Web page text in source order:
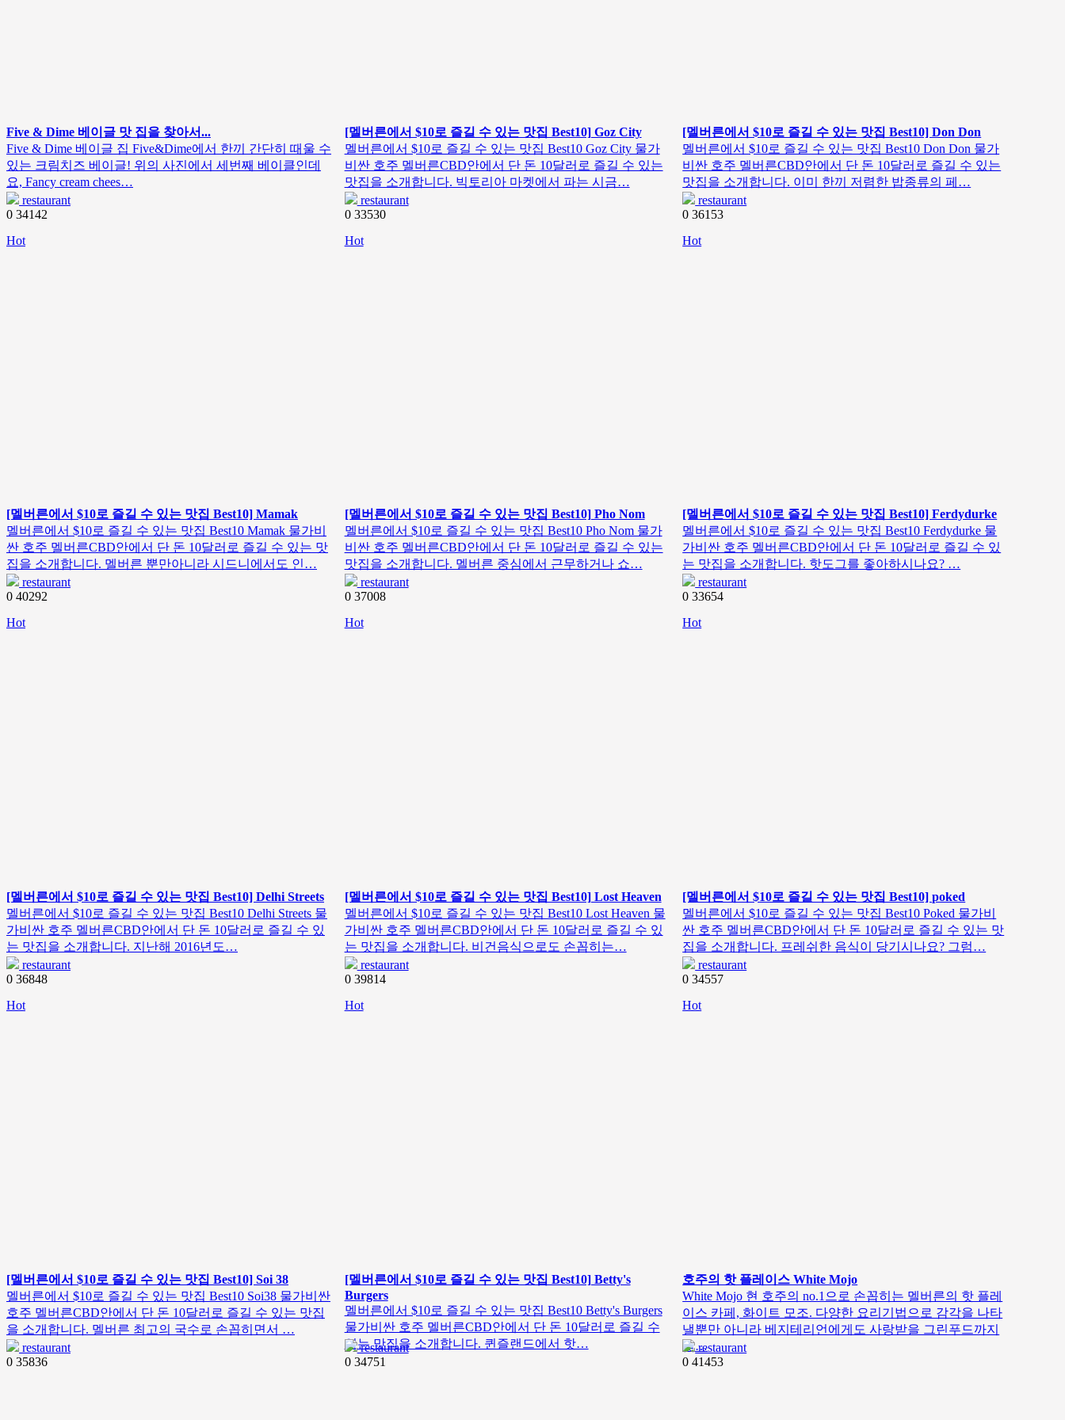
Five & Dime 베이글 맛 집을 찾아서...
Five & Dime 베이글 집 Five&Dime에서 한끼 간단히 때울 수
있는 크림치즈 베이글! 위의 사진에서 세번째 베이클인데
요, Fancy cream chees…
restaurant
0 34142
[멜버른에서 $10로 즐길 수 있는 맛집 Best10] Goz City
멜버른에서 $10로 즐길 수 있는 맛집 Best10 Goz City 물가
비싼 호주 멜버른CBD안에서 단 돈 10달러로 즐길 수 있는
맛집을 소개합니다. 빅토리아 마켓에서 파는 시금…
restaurant
0 33530
[멜버른에서 $10로 즐길 수 있는 맛집 Best10] Don Don
멜버른에서 $10로 즐길 수 있는 맛집 Best10 Don Don 물가
비싼 호주 멜버른CBD안에서 단 돈 10달러로 즐길 수 있는
맛집을 소개합니다. 이미 한끼 저렴한 밥종류의 페…
restaurant
036153
Hot
[멜버른에서 $10로 즐길 수 있는 맛집 Best10] Mamak
멜버른에서 $10로 즐길 수 있는 맛집 Best10 Mamak 물가비
싼 호주 멜버른CBD안에서 단 돈 10달러로 즐길 수 있는 맛
집을 소개합니다. 멜버른 뿐만아니라 시드니에서도 인…
restaurant
0 40292
Hot
[멜버른에서 $10로 즐길 수 있는 맛집 Best10] Pho Nom
멜버른에서 $10로 즐길 수 있는 맛집 Best10 Pho Nom 물가
비싼 호주 멜버른CBD안에서 단 돈 10달러로 즐길 수 있는
맛집을 소개합니다. 멜버른 중심에서 근무하거나 쇼…
restaurant
0 37008
Hot
[멜버른에서 $10로 즐길 수 있는 맛집 Best10] Ferdydurke
멜버른에서 $10로 즐길 수 있는 맛집 Best10 Ferdydurke 물
가비싼 호주 멜버른CBD안에서 단 돈 10달러로 즐길 수 있
는 맛집을 소개합니다. 핫도그를 좋아하시나요? …
restaurant
033654
Hot
[멜버른에서 $10로 즐길 수 있는 맛집 Best10] Delhi Streets
멜버른에서 $10로 즐길 수 있는 맛집 Best10 Delhi Streets 물
가비싼 호주 멜버른CBD안에서 단 돈 10달러로 즐길 수 있
는 맛집을 소개합니다. 지난해 2016년도…
restaurant
0 36848
Hot
[멜버른에서 $10로 즐길 수 있는 맛집 Best10] Lost Heaven
멜버른에서 $10로 즐길 수 있는 맛집 Best10 Lost Heaven 물
가비싼 호주 멜버른CBD안에서 단 돈 10달러로 즐길 수 있
는 맛집을 소개합니다. 비건음식으로도 손꼽히는…
restaurant
0 39814
Hot
[멜버른에서 $10로 즐길 수 있는 맛집 Best10] poked
멜버른에서 $10로 즐길 수 있는 맛집 Best10 Poked 물가비
싼 호주 멜버른CBD안에서 단 돈 10달러로 즐길 수 있는 맛
집을 소개합니다. 프레쉬한 음식이 당기시나요? 그럼…
restaurant
034557
Hot
[멜버른에서 $10로 즐길 수 있는 맛집 Best10] Soi 38
멜버른에서 $10로 즐길 수 있는 맛집 Best10 Soi38 물가비싼
호주 멜버른CBD안에서 단 돈 10달러로 즐길 수 있는 맛집
을 소개합니다. 멜버른 최고의 국수로 손꼽히면서 …
restaurant
0 35836
Hot
[멜버른에서 $10로 즐길 수 있는 맛집 Best10] Betty's
Burgers
멜버른에서 $10로 즐길 수 있는 맛집 Best10 Betty's Burgers
물가비싼 호주 멜버른CBD안에서 단 돈 10달러로 즐길 수
있는 맛집을 소개합니다. 퀸즐랜드에서 핫…
restaurant
0 34751
Hot
호주의 핫 플레이스 White Mojo
White Mojo 현 호주의 no.1으로 손꼽히는 멜버른의 핫 플레
이스 카페, 화이트 모조. 다양한 요리기법으로 감각을 나타
낼뿐만 아니라 베지테리언에게도 사랑받을 그린푸드까지
갖…restaurant
041453